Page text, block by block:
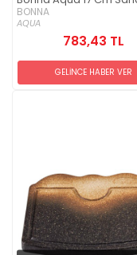
BONNA
AQUA
783,43 TL
GELİNCE HABER VER